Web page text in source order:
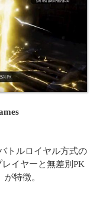
トルロイヤル方式の
イヤーと無差別PK
特徴。